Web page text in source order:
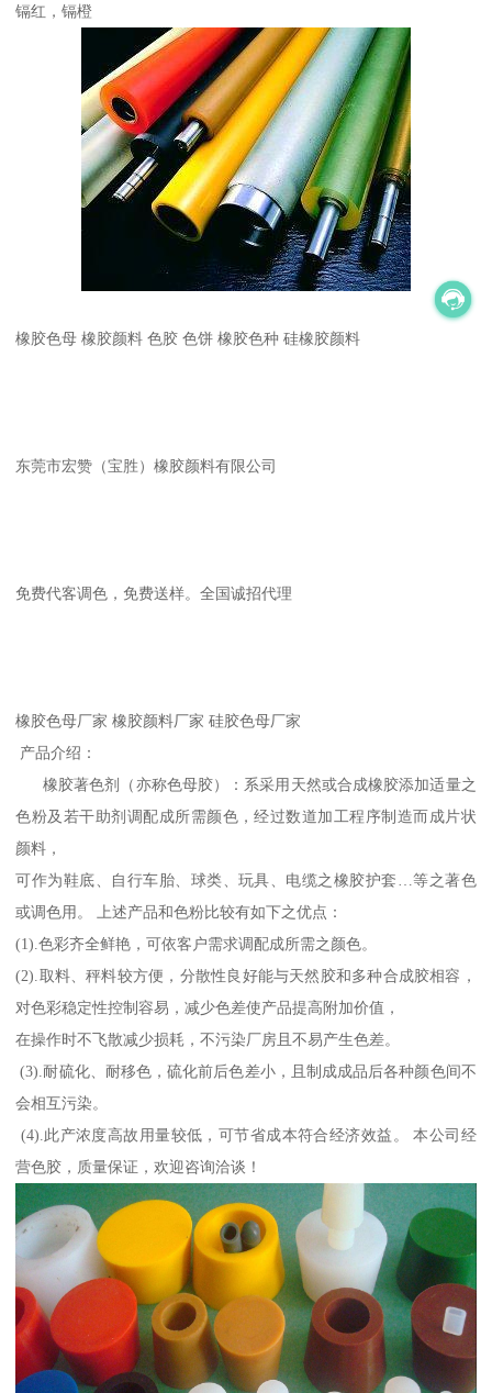
镉红，镉橙
橡胶色母 橡胶颜料 色胶 色饼 橡胶色种 硅橡胶颜料
东莞市宏赞（宝胜）橡胶颜料有限公司
免费代客调色，免费送样。全国诚招代理
橡胶色母厂家 橡胶颜料厂家 硅胶色母厂家
产品介绍：
橡胶著色剂（亦称色母胶）：系采用天然或合成橡胶添加适量之
色粉及若干助剂调配成所需颜色，经过数道加工程序制造而成片状
颜料，
可作为鞋底、自行车胎、球类、玩具、电缆之橡胶护套…等之著色
或调色用。 上述产品和色粉比较有如下之优点：
(1).色彩齐全鲜艳，可依客户需求调配成所需之颜色。
(2).取料、秤料较方便，分散性良好能与天然胶和多种合成胶相容，
对色彩稳定性控制容易，减少色差使产品提高附加价值，
在操作时不飞散减少损耗，不污染厂房且不易产生色差。
(3).耐硫化、耐移色，硫化前后色差小，且制成成品后各种颜色间不
会相互污染。
(4).此产浓度高故用量较低，可节省成本符合经济效益。 本公司经
营色胶，质量保证，欢迎咨询洽谈！